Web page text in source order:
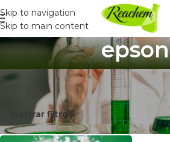
Skip to navigation
Skip to main content
epson
Inicio
Productos etiquetados “epson”
Mostrando el único resultado
Mostrar filtros